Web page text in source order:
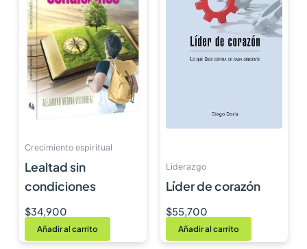
Crecimiento espiritual
Lealtad sin
condiciones
$34,900
Añadir al carrito
Liderazgo
Líder de corazón
$55,700
Añadir al carrito